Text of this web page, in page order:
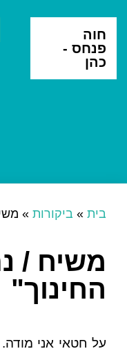
חוה
פנחס -
כהן
בית » ביקורות »
משיח /
החינוך"
על חטאי אני